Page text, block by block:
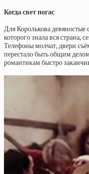
Когда свет погас
Для Королькова
которого знала вся страна,
Телефоны молчат, двери
перестало быть общим
романтикам быстро